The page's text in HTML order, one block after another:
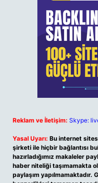
Reklam ve İletişim: Skype:
Yasal Uyarı: Bu internet
şirketi ile hiçbir bağlantısı
hazırladığımız makaleler
haber niteliği taşımamakta
paylaşım yapılmamaktadır.